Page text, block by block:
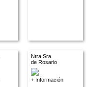
Ntra Sra.
de Rosario
+ Información